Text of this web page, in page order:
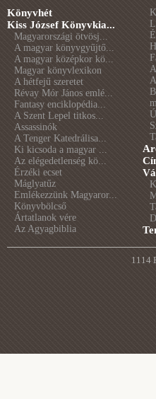
Könyvhét
Kiss József Könyvkia...
Magyarországi ötvösj...
A magyar könyvgyűjtő...
A magyar középkor kö...
Magyar könyvlexikon
A hétfejű szeretet
Révay Mór János emlé...
Fantasy enciklopédia...
A Szent Lepel titkos...
Assassinók
A Tenger Katedrálisa...
Ki kicsoda a magyar ...
Az elégedetlenség kö...
Érzéki ecset
Máglyatűz
Emlékezzünk Magyaror...
Könyvbölcső
Ártatlanok vére
Az Agyagbiblia
1114